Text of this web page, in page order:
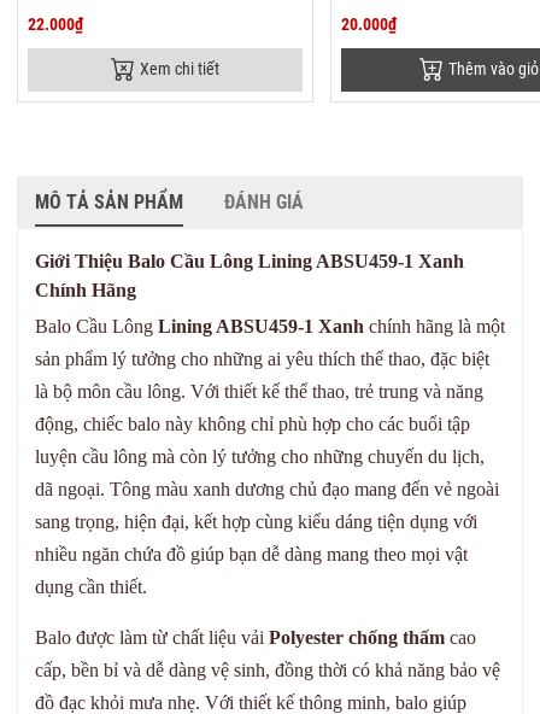
22.000₫
Xem chi tiết
20.000₫
Thêm vào giỏ
MÔ TẢ SẢN PHẨM ĐÁNH GIÁ
Giới Thiệu Balo Cầu Lông Lining ABSU459-1 Xanh
Chính Hãng
Balo Cầu Lông Lining ABSU459-1 Xanh chính hãng là một
sản phẩm lý tưởng cho những ai yêu thích thể thao, đặc biệt
là bộ môn cầu lông. Với thiết kế thể thao, trẻ trung và năng
động, chiếc balo này không chỉ phù hợp cho các buổi tập
luyện cầu lông mà còn lý tưởng cho những chuyến du lịch,
dã ngoại. Tông màu xanh dương chủ đạo mang đến vẻ ngoài
sang trọng, hiện đại, kết hợp cùng kiểu dáng tiện dụng với
nhiều ngăn chứa đồ giúp bạn dễ dàng mang theo mọi vật
dụng cần thiết.
Balo được làm từ chất liệu vải Polyester chống thấm cao
cấp, bền bỉ và dễ dàng vệ sinh, đồng thời có khả năng bảo vệ
đồ đạc khỏi mưa nhẹ. Với thiết kế thông minh, balo giúp